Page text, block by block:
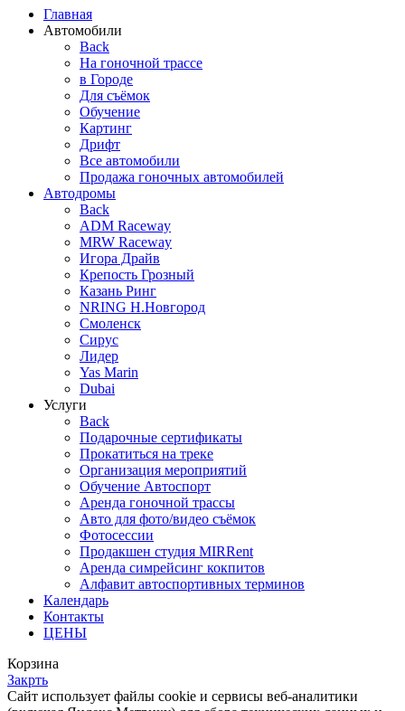
Главная
Автомобили
Back
На гоночной трассе
в Городе
Для съёмок
Обучение
Картинг
Дрифт
Все автомобили
Продажа гоночных автомобилей
Автодромы
Back
ADM Raceway
MRW Raceway
Игора Драйв
Крепость Грозный
Казань Ринг
NRING Н.Новгород
Смоленск
Сирус
Лидер
Yas Marin
Dubai
Услуги
Back
Подарочные сертификаты
Прокатиться на треке
Организация мероприятий
Обучение Автоспорт
Аренда гоночной трассы
Авто для фото/видео съёмок
Фотосессии
Продакшен студия MIRRent
Аренда симрейсинг кокпитов
Алфавит автоспортивных терминов
Календарь
Контакты
ЦЕНЫ
Корзина
Закрть
Cайт использует файлы cookie и сервисы веб-аналитики